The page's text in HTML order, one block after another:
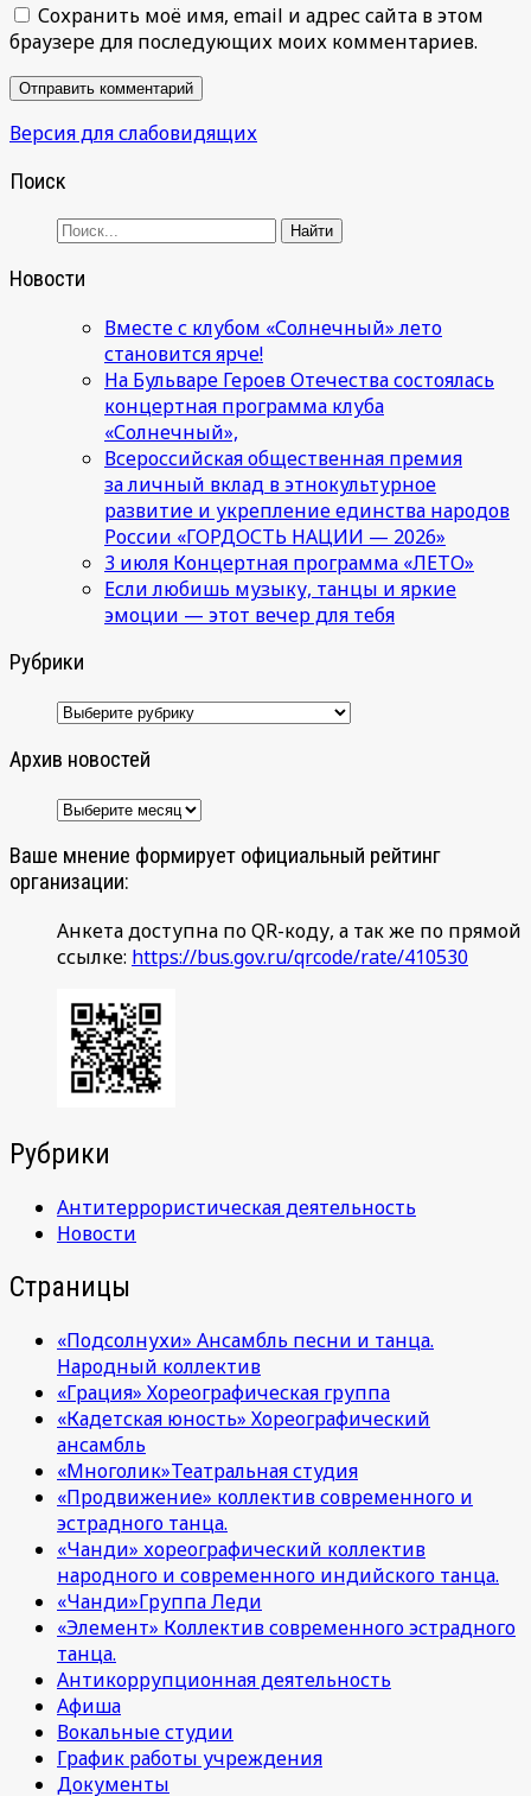
Сохранить моё имя, email и адрес сайта в этом
браузере для последующих моих комментариев.
Версия для слабовидящих
Поиск
Новости
Вместе с клубом «Солнечный» лето
становится ярче!
На Бульваре Героев Отечества состоялась
концертная программа клуба
«Солнечный»,
Всероссийская общественная премия
за личный вклад в этнокультурное
развитие и укрепление единства народов
России «ГОРДОСТЬ НАЦИИ — 2026»
3 июля Концертная программа «ЛЕТО»
Если любишь музыку, танцы и яркие
эмоции — этот вечер для тебя
Рубрики
Рубрики
Архив новостей
Архив
Ваше мнение формирует официальный рейтинг
организации:
Анкета доступна по QR-коду, а так же по прямой
ссылке: https://bus.gov.ru/qrcode/rate/410530
Рубрики
Антитеррористическая деятельность
Новости
Страницы
«Подсолнухи» Ансамбль песни и танца.
Народный коллектив
«Грация» Хореографическая группа
«Кадетская юность» Хореографический
ансамбль
«Многолик»Театральная студия
«Продвижение» коллектив современного и
эстрадного танца.
«Чанди» хореографический коллектив
народного и современного индийского танца.
«Чанди»Группа Леди
«Элемент» Коллектив современного эстрадного
танца.
Антикоррупционная деятельность
Афиша
Вокальные студии
График работы учреждения
Документы